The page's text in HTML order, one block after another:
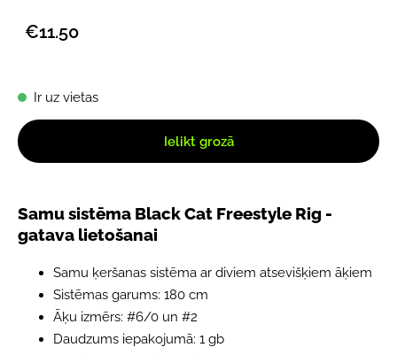
€11.50
Ir uz vietas
Ielikt grozā
Samu sistēma Black Cat Freestyle Rig -
gatava lietošanai
Samu ķeršanas sistēma ar diviem atsevišķiem āķiem
Sistēmas garums: 180 cm
Āķu izmērs: #6/0 un #2
Daudzums iepakojumā: 1 gb